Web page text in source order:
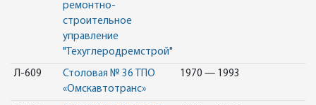
ремонтно-
строительное
управление
"Техуглеродремстрой"
Л-609
Столовая № 36 ТПО
«Омскавтотранс»
1970 — 1993